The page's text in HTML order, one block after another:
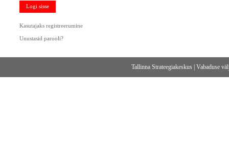
Logi sisse
Kasutajaks registreerumine
Unustasid parooli?
Tallinna Strateegiakeskus |Vabaduse